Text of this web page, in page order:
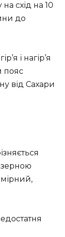
схід на 10
до
і нагір’я
пояс
від Сахари